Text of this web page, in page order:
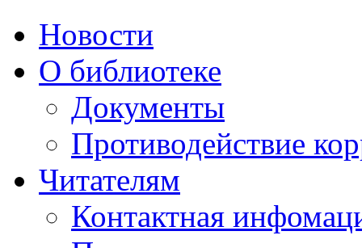
Новости
О библиотеке
Документы
Противодействие
Читателям
Контактная